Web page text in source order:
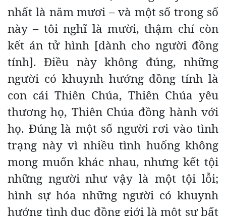
nhất là năm mươi – và một số trong số
này – tôi nghĩ là mười, thậm chí còn
kết án tử hình [dành cho người đồng
tính]. Điều này không đúng, những
người có khuynh hướng đồng tính là
con cái Thiên Chúa, Thiên Chúa yêu
thương họ, Thiên Chúa đồng hành với
họ. Đúng là một số người rơi vào tình
trạng này vì nhiều tình huống không
mong muốn khác nhau, nhưng kết tội
những người như vậy là một tội lỗi;
hình sự hóa những người có khuynh
hướng tình dục đồng giới là một sự bất